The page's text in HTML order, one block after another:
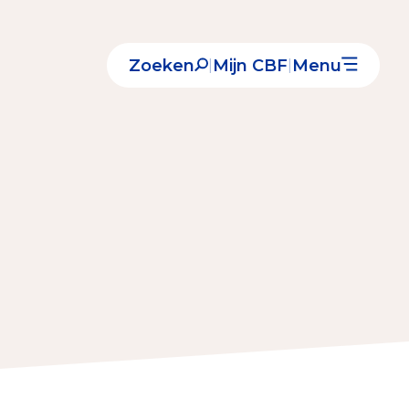
Zoeken Mijn CBF Menu